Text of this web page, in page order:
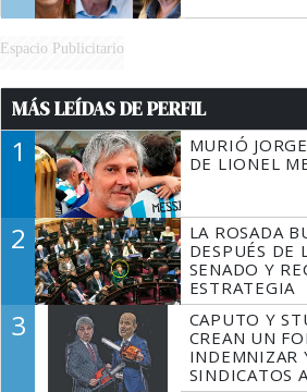
Espacio Publicitario
MÁS LEÍDAS DE PERFIL
1
MURIÓ
DE LIONEL
2
LA ROSADA
DESPUÉS DE
SENADO Y
ESTRATEGIA
3
CAPUTO Y
CREAN UN
INDEMNIZAR
SINDICATOS